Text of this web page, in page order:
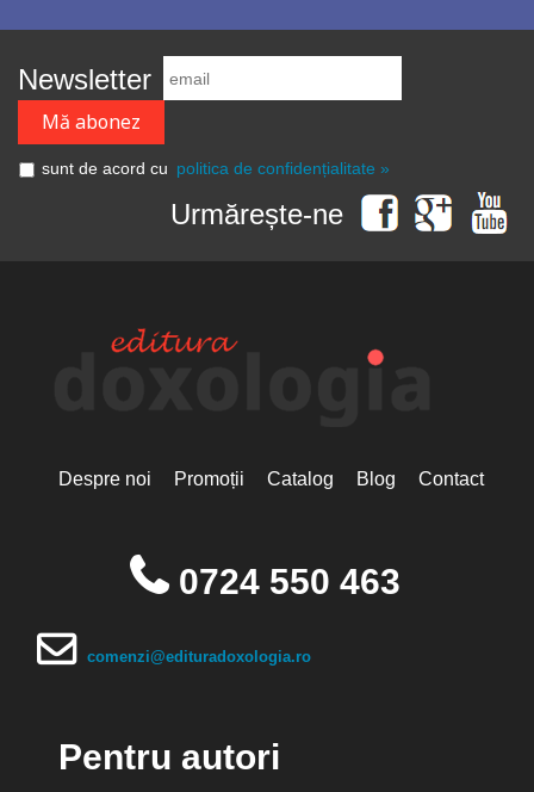
Newsletter
sunt de acord cu politica de confidențialitate »
Urmărește-ne
Despre noi Promoții Catalog Blog Contact
0724 550 463
comenzi@edituradoxologia.ro
Pentru autori